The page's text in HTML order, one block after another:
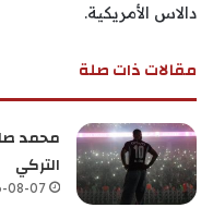
دالاس الأمريكية.
مقالات ذات صلة
محمد
التركي
08-07